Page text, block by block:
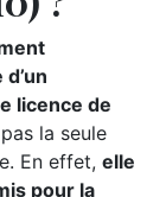
licence de
la seule
En effet, elle
pour la